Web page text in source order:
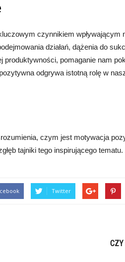
czynnikiem wpływającym
działań, dążenia do
produktywności, pomaganie nam
odgrywa istotną rolę w
czym jest motywacja
tajniki tego inspirującego tematu.
Twitter
CZY